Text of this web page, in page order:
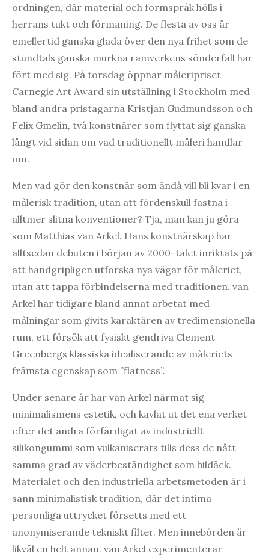
ordningen, där material och formspråk hölls i
herrans tukt och förmaning. De flesta av oss är
emellertid ganska glada över den nya frihet som de
stundtals ganska murkna ramverkens sönderfall har
fört med sig. På torsdag öppnar måleripriset
Carnegie Art Award sin utställning i Stockholm med
bland andra pristagarna Kristjan Gudmundsson och
Felix Gmelin, två konstnärer som flyttat sig ganska
långt vid sidan om vad traditionellt måleri handlar
om.
Men vad gör den konstnär som ändå vill bli kvar i en
målerisk tradition, utan att fördenskull fastna i
alltmer slitna konventioner? Tja, man kan ju göra
som Matthias van Arkel. Hans konstnärskap har
alltsedan debuten i början av 2000-talet inriktats på
att handgripligen utforska nya vägar för måleriet,
utan att tappa förbindelserna med traditionen. van
Arkel har tidigare bland annat arbetat med
målningar som givits karaktären av tredimensionella
rum, ett försök att fysiskt gendriva Clement
Greenbergs klassiska idealiserande av måleriets
främsta egenskap som ”flatness”.
Under senare år har van Arkel närmat sig
minimalismens estetik, och kavlat ut det ena verket
efter det andra förfärdigat av industriellt
silikongummi som vulkaniserats tills dess de nått
samma grad av väderbeständighet som bildäck.
Materialet och den industriella arbetsmetoden är i
sann minimalistisk tradition, där det intima
personliga uttrycket försetts med ett
anonymiserande tekniskt filter. Men innebörden är
likväl en helt annan. van Arkel experimenterar